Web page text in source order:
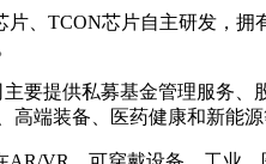
TCON芯片自主研发，拥
提供私募基金管理服务、
端装备、医药健康和新能源